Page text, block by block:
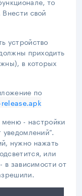
Внести свой
устройство
приходить
в которых
по
меню - настройки
уведомлений".
нужно нажать
или
в зависимости от